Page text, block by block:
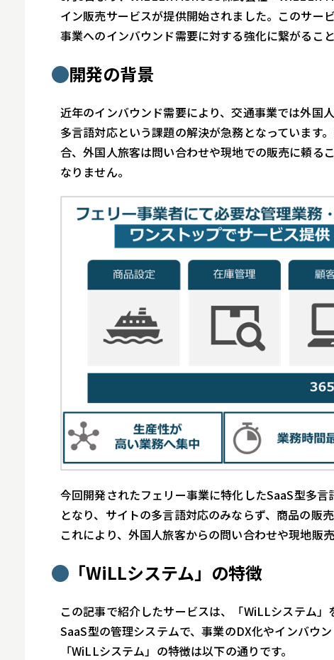
イン販売サービスが提供開始されました。このサー
事業へのインバウンド需要に対する強化に繋がること
開発の背景
近年のインバウンド需要により、交通事業では外国
多言語対応という課題の解決が急務となっています
合、外国人旅客は問い合わせや現地での販売に頼る
なりません。
今回開発されたフェリー事業に特化したSaaS型多
となり、サイトの多言語対応のみならず、商品の販
これにより、外国人旅客からの問い合わせや現地販
「WiLLシステム」の特徴
この記事で紹介したサービスは、「WiLLシステム
SaaS型の管理システムで、事業のDX化やインバウン
「WiLLシステム」の特徴は以下の通りです。